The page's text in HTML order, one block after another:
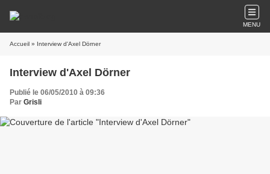
MENU
Accueil » Interview d'Axel Dörner
Interview d'Axel Dörner
Publié le 06/05/2010 à 09:36
Par Grisli